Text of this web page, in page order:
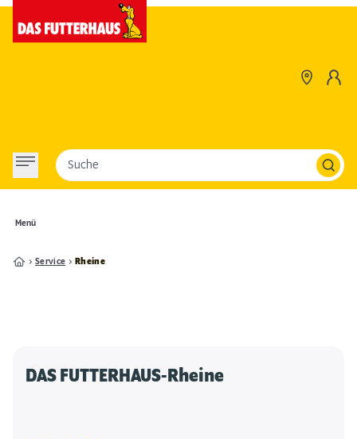
Menü
Suche
Service Rheine
DAS FUTTERHAUS-Rheine